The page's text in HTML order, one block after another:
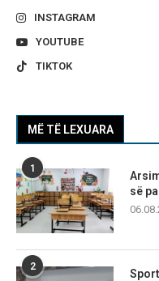
INSTAGRAM
YOUTUBE
TIKTOK
MË TË LEXUARA
1
së
2